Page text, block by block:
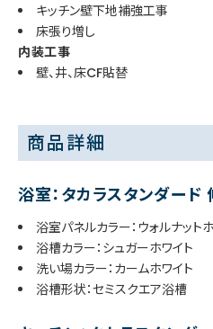
キッチン壁下地補強工事
床張り増し
内装工事
壁、井、床CF貼替
商品詳細
浴室：タカラスタンダード
浴室パネルカラー：ウォルナット
浴槽カラー：シュガーホワイト
洗い場カラー：カームホワイト
浴槽形状：セミスクエア浴槽